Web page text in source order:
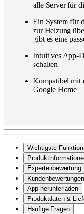
alle Server für
Ein System für
zur Heizung
gibt es eine
Intuitives App-
schalten
Kompatibel mit
Google Home
Wichtigste
Expertenbewertung
Kundenbewertungen
App herunterladen
Produktdaten &
Häufige Fragen